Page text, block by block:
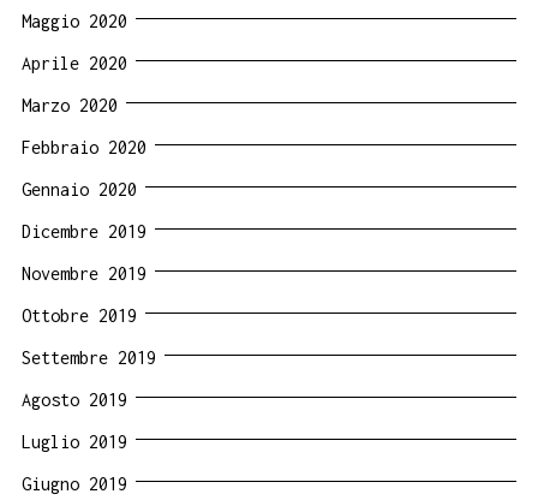
Maggio 2020
Aprile 2020
Marzo 2020
Febbraio 2020
Gennaio 2020
Dicembre 2019
Novembre 2019
Ottobre 2019
Settembre 2019
Agosto 2019
Luglio 2019
Giugno 2019